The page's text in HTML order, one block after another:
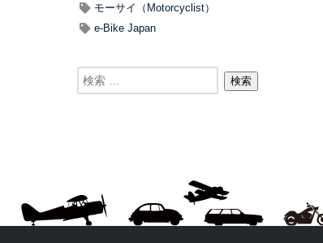
モーサイ（Motorcyclist）
e-Bike Japan